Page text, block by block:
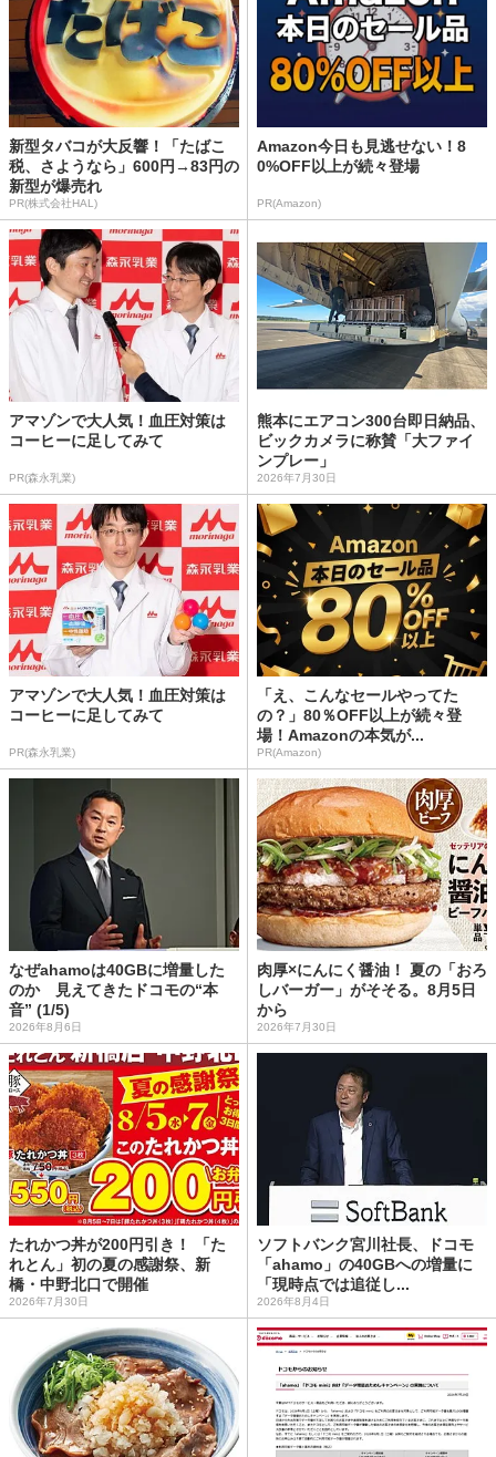
新型タバコが大反響！「たばこ
税、さようなら」600円→83円の
新型が爆売れ
PR(株式会社HAL)
Amazon今日も見逃せない！8
0%OFF以上が続々登場
PR(Amazon)
アマゾンで大人気！血圧対策は
コーヒーに足してみて
PR(森永乳業)
熊本にエアコン300台即日納品、
ビックカメラに称賛「大ファイ
ンプレー」
2026年7月30日
アマゾンで大人気！血圧対策は
コーヒーに足してみて
PR(森永乳業)
「え、こんなセールやってた
の？」80％OFF以上が続々登
場！Amazonの本気が...
PR(Amazon)
なぜahamoは40GBに増量した
のか 見えてきたドコモの“本
音” (1/5)
2026年8月6日
肉厚×にんにく醤油！ 夏の「おろ
しバーガー」がそそる。8月5日
から
2026年7月30日
たれかつ丼が200円引き！ 「た
れとん」初の夏の感謝祭、新
橋・中野北口で開催
2026年7月30日
ソフトバンク宮川社長、ドコモ
「ahamo」の40GBへの増量に
「現時点では追従し...
2026年8月4日